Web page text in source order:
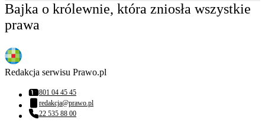
Bajka o królewnie, która zniosła wszystkie
prawa
Redakcja serwisu Prawo.pl
Numer telefonu:
801 04 45 45
Adres email:
redakcja@prawo.pl
Numer telefonu:
22 535 88 00